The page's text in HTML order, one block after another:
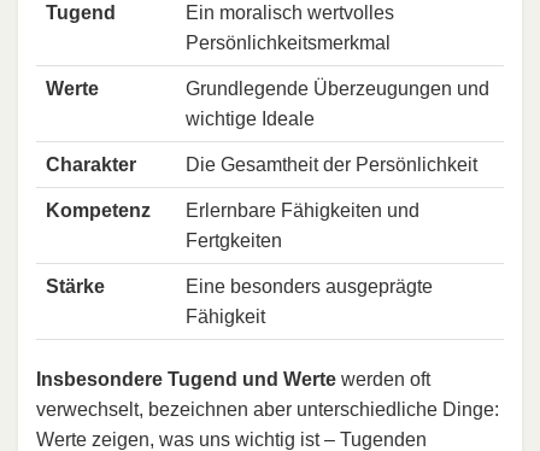
Tugend
Ein moralisch wertvolles
Persönlichkeitsmerkmal
Werte
Grundlegende Überzeugungen und
wichtige Ideale
Charakter Die Gesamtheit der Persönlichkeit
Kompetenz
Erlernbare Fähigkeiten und
Fertgkeiten
Stärke
Eine besonders ausgeprägte
Fähigkeit
Insbesondere Tugend und Werte werden oft
verwechselt, bezeichnen aber unterschiedliche Dinge:
Werte zeigen, was uns wichtig ist – Tugenden